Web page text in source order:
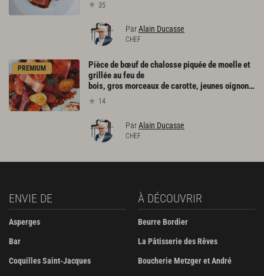
35
ParAlain Ducasse
CHEF
PREMIUM
Pièce de bœuf de chalosse piquée de moelle et
grillée au feu de
bois, gros morceaux de carotte, jeunes oignons, olives noires et lard cuisinés ensemble
14
ParAlain Ducasse
CHEF
ENVIE DE
Asperges
Bar
Coquilles Saint-Jacques
À DÉCOUVRIR
Beurre Bordier
La Pâtisserie des Rêves
Boucherie Metzger et André